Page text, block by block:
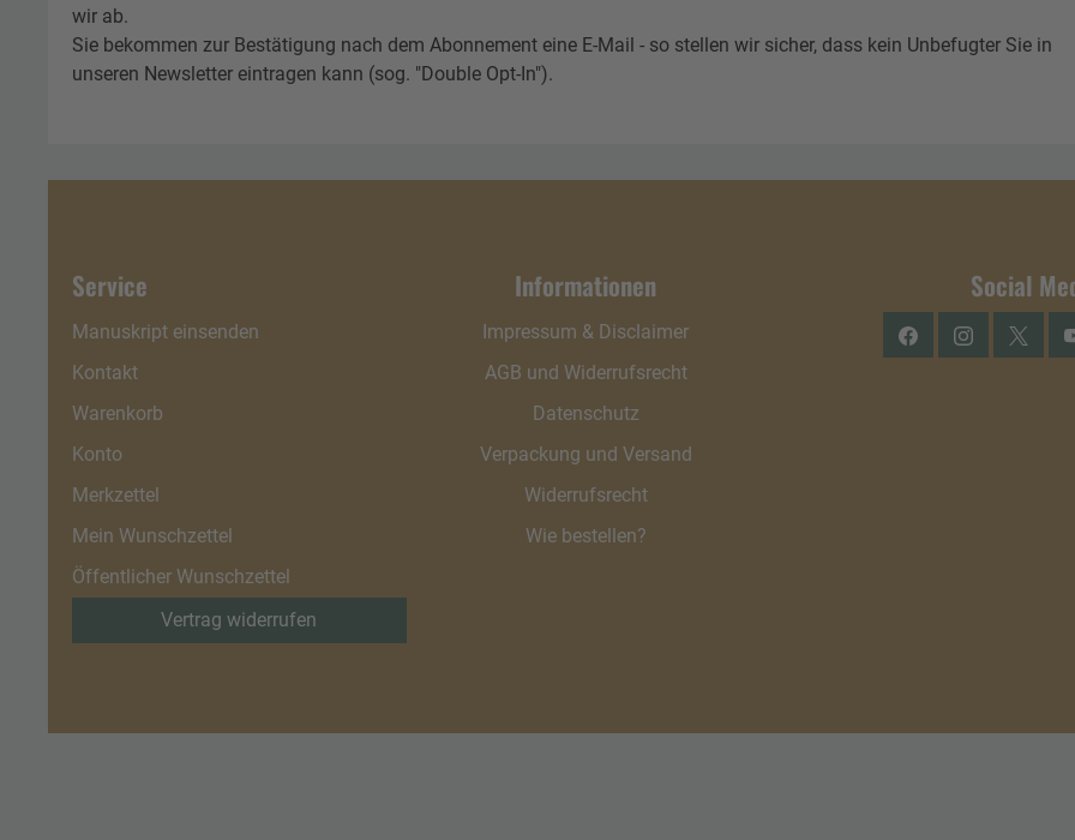
wir ab.
Sie bekommen zur Bestätigung nach dem Abonnement eine E-Mail - so stellen wir sicher, dass kein Unbefugter Sie in
unseren Newsletter eintragen kann (sog. "Double Opt-In").
Service
Manuskript einsenden
Kontakt
Warenkorb
Konto
Merkzettel
Mein Wunschzettel
Öffentlicher Wunschzettel
Vertrag widerrufen
Informationen
Impressum & Disclaimer
AGB und Widerrufsrecht
Datenschutz
Verpackung und Versand
Widerrufsrecht
Wie bestellen?
Social
FacebookInstagramTwitter